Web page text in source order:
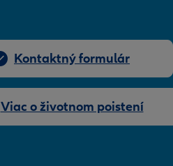
Kontaktný formulár
Viac o životnom poistení